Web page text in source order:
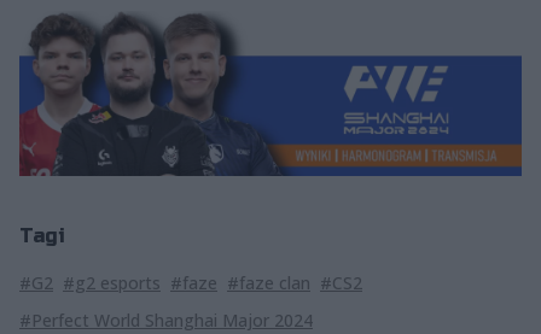
Tagi
#G2 #g2 esports #faze #faze clan #CS2
#Perfect World Shanghai Major 2024